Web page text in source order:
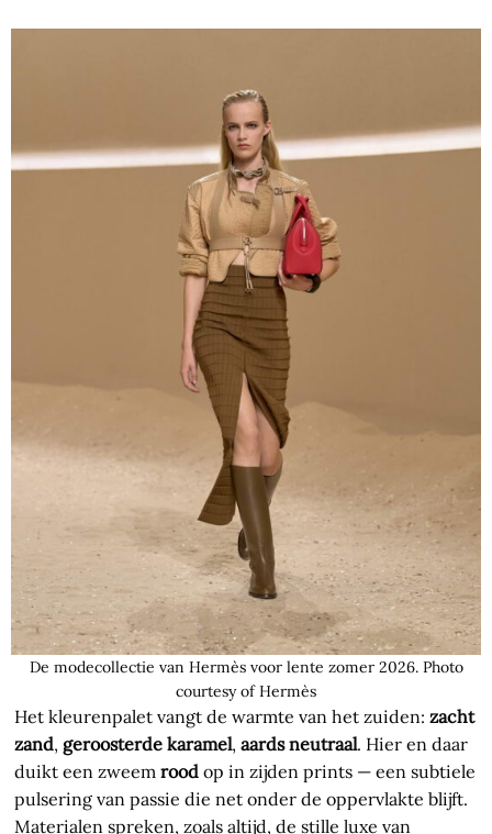
De modecollectie van Hermès voor lente zomer 2026. Photo
courtesy of Hermès
Het kleurenpalet vangt de warmte van het zuiden:zacht
zand, geroosterde karamel,aards neutraal. Hier en daar
duikt een zweemrood op in zijden prints — een subtiele
pulsering van passie die net onder de oppervlakte blijft.
Materialen spreken, zoals altijd, de stille luxe van